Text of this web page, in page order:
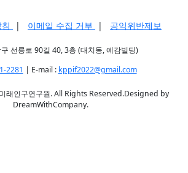
| 이메일 수집 거부 | 공익위반제보
선릉로 90길 40, 3층 (대치동, 예감빌딩)
2281 | E-mail : kppif2022@gmail.com
래인구연구원. All Rights Reserved.Designed by
DreamWithCompany.